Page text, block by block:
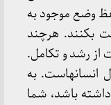
وضع موجود به
بکنند. هرچند
از رشد و تکامل.
انسانهاست. به
باشد، شما